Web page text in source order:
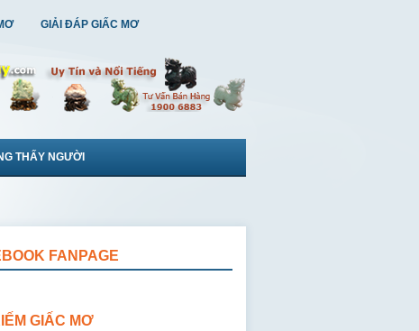
GIẢI ĐÁP GIẤC MƠ
THẤY NGƯỜI
FANPAGE
GIẤC MƠ